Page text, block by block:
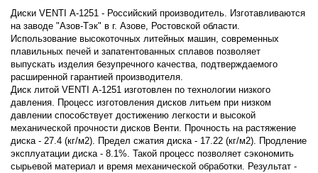
Диски VENTI А-1251 - Российский производитель. Изготавливаются
на заводе "Азов-Тэк" в г. Азове, Ростовской области.
Использование высокоточных литейных машин, современных
плавильных печей и запатентованных сплавов позволяет
выпускать изделия безупречного качества, подтверждаемого
расширенной гарантией производителя.
Диск литой VENTI А-1251 изготовлен по технологии низкого
давления. Процесс изготовления дисков литьем при низком
давлении способствует достижению легкости и высокой
механической прочности дисков Венти. Прочность на растяжение
диска - 27.4 (кг/м2). Предел сжатия диска - 17.22 (кг/м2). Продление
эксплуатации диска - 8.1%. Такой процесс позволяет сэкономить
сырьевой материал и время механической обработки. Результат -